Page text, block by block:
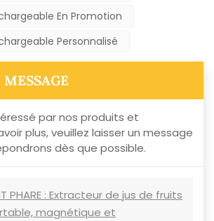
En Promotion
Personnalisé
par nos produits et
plus, veuillez laisser un message
dès que possible.
PHARE : Extracteur de jus de fruits
magnétique et